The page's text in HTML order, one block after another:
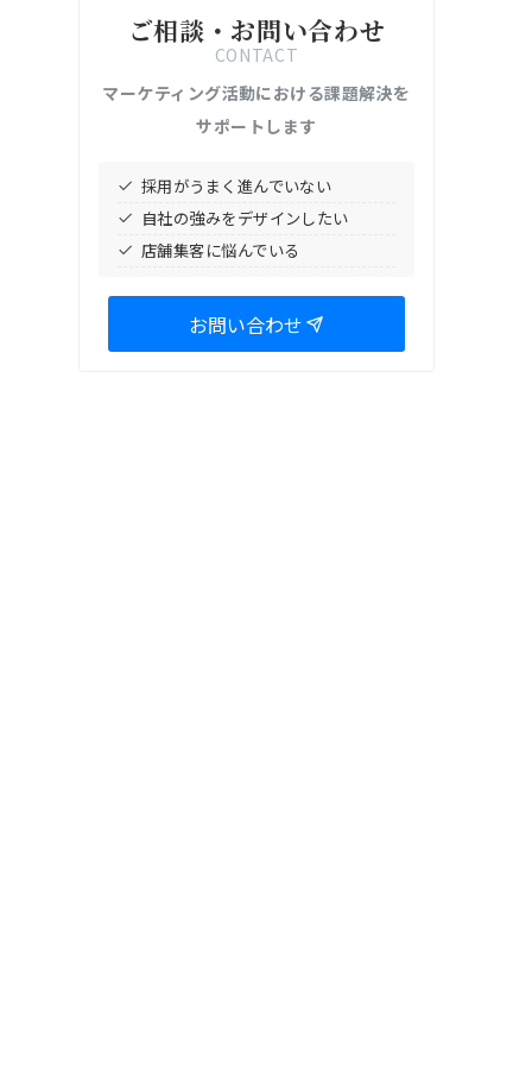
ご相談・お問い合わせ
CONTACT
マーケティング活動における課題解決を
サポートします
採用がうまく進んでいない
自社の強みをデザインしたい
店舗集客に悩んでいる
お問い合わせ